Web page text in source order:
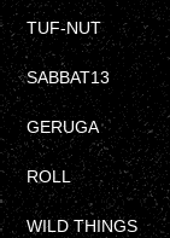
TUF-NUT
SABBAT13
GERUGA
ROLL
WILD THINGS